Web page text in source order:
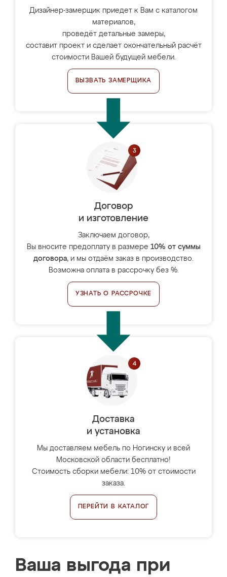
Дизайнер-замерщик приедет к Вам с каталогом
материалов,
проведёт детальные замеры,
составит проект и сделает окончательный расчёт
стоимости Вашей будущей мебели.
ВЫЗВАТЬ ЗАМЕРЩИКА
Договор
и изготовление
Заключаем договор,
Вы вносите предоплату в размере 10% от суммы
договора, и мы отдаём заказ в производство.
Возможна оплата в рассрочку без %.
УЗНАТЬ О РАССРОЧКЕ
Доставка
и установка
Мы доставляем мебель по Ногинску и всей
Московской области бесплатно!
Стоимость сборки мебели: 10% от стоимости
заказа.
ПЕРЕЙТИ В КАТАЛОГ
Ваша выгода при